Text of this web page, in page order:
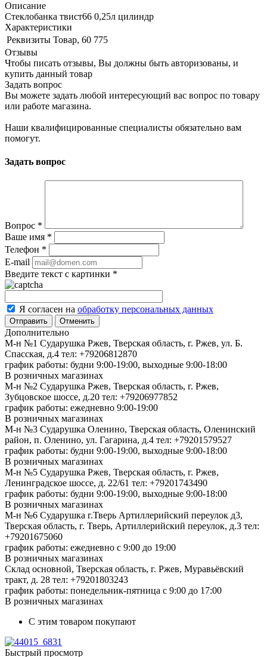
Описание
Стеклобанка твист66 0,25л цилиндр
Характеристики
Реквизиты Товар, 60 775
Отзывы
Чтобы писать отзывы, Вы должны быть авторизованы, и
купить данный товар
Задать вопрос
Вы можете задать любой интересующий вас вопрос по товару
или работе магазина.
Наши квалифицированные специалисты обязательно вам
помогут.
Задать вопрос
Вопрос *
Ваше имя *
Телефон *
E-mail
Введите текст с картинки *
Я согласен на обработку персональных данных
Отменить
Дополнительно
М-н №1 Сударушка Ржев, Тверская область, г. Ржев, ул. Б.
Спасская, д.4 тел: +79206812870
график работы: будни 9:00-19:00, выходные 9:00-18:00
В розничных магазинах
М-н №2 Cударушка Ржев, Тверская область, г. Ржев,
Зубцовское шоссе, д.20 тел: +79206977852
график работы: ежедневно 9:00-19:00
В розничных магазинах
М-н №3 Сударушка Оленино, Тверская область, Оленинский
район, п. Оленино, ул. Гагарина, д.4 тел: +79201579527
график работы: будни 9:00-19:00, выходные 9:00-18:00
В розничных магазинах
М-н №5 Сударушка Ржев, Тверская область, г. Ржев,
Ленинградское шоссе, д. 22/61 тел: +79201743490
график работы: будни 9:00-19:00, выходные 9:00-18:00
В розничных магазинах
М-н №6 Сударушка г.Тверь Артиллерийский переулок д3,
Тверская область, г. Тверь, Артиллерийский переулок, д.3 тел:
+79201675060
график работы: ежедневно с 9:00 до 19:00
В розничных магазинах
Склад основной, Тверская область, г. Ржев, Муравьёвский
тракт, д. 28 тел: +79201803243
график работы: понедельник-пятница с 9:00 до 17:00
В розничных магазинах
С этим товаром покупают
Быстрый просмотр